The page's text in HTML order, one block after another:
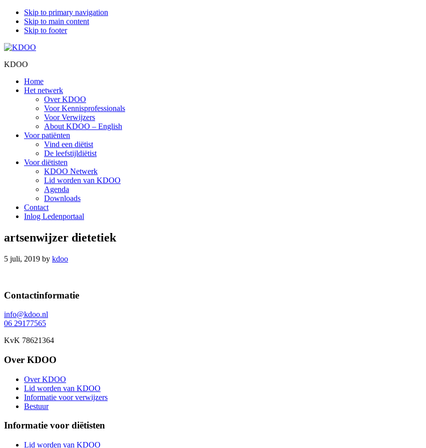
Skip to primary navigation
Skip to main content
Skip to footer
KDOO
Home
Het netwerk
Over KDOO
Voor Kennisprofessionals
Voor Verwijzers
About KDOO – English
Voor patiënten
Vind een diëtist
De leefstijldiëtist
Voor diëtisten
KDOO Netwerk
Lid worden van KDOO
Agenda
Downloads
Contact
Inlog Ledenportaal
artsenwijzer dietetiek
5 juli, 2019 by kdoo
Footer
Contactinformatie
info@kdoo.nl
06 29177565
KvK 78621364
Over KDOO
Over KDOO
Lid worden van KDOO
Informatie voor verwijzers
Bestuur
Informatie voor diëtisten
Lid worden van KDOO